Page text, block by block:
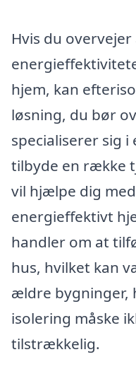
Hvis du
hjem, kan
løsning, du bør
specialiserer sig
tilbyde en række
vil hjælpe dig
energieffektivt
handler om at
hus, hvilket kan
ældre bygninger,
isolering måske
tilstrækkelig.